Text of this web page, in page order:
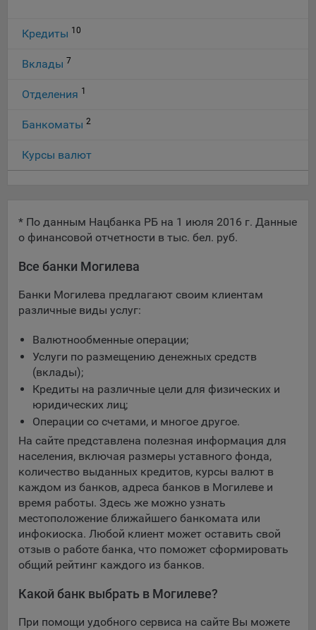
Кредиты 10
Вклады 7
Отделения 1
Банкоматы 2
Курсы валют
* По данным Нацбанка РБ на 1 июля 2016 г. Данные
о финансовой отчетности в тыс. бел. руб.
Все банки Могилева
Банки Могилева предлагают своим клиентам
различные виды услуг:
Валютнообменные операции;
Услуги по размещению денежных средств
(вклады);
Кредиты на различные цели для физических и
юридических лиц;
Операции со счетами, и многое другое.
На сайте представлена полезная информация для
населения, включая размеры уставного фонда,
количество выданных кредитов, курсы валют в
каждом из банков, адреса банков в Могилеве и
время работы. Здесь же можно узнать
местоположение ближайшего банкомата или
инфокиоска. Любой клиент может оставить свой
отзыв о работе банка, что поможет сформировать
общий рейтинг каждого из банков.
Какой банк выбрать в Могилеве?
При помощи удобного сервиса на сайте Вы можете